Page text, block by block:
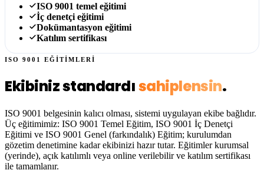
ISO 9001 temel eğitimi
İç denetçi eğitimi
Dokümantasyon eğitimi
Katılım sertifikası
ISO 9001 EĞİTİMLERİ
Ekibiniz standardısahiplensin.
ISO 9001 belgesinin kalıcı olması, sistemi uygulayan ekibe bağlıdır.
Üç eğitimimiz: ISO 9001 Temel Eğitim, ISO 9001 İç Denetçi
Eğitimi ve ISO 9001 Genel (farkındalık) Eğitim; kurulumdan
gözetim denetimine kadar ekibinizi hazır tutar. Eğitimler kurumsal
(yerinde), açık katılımlı veya online verilebilir ve katılım sertifikası
ile tamamlanır.